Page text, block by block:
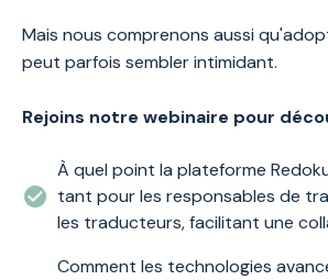
Mais nous comprenons aussi
peut parfois sembler intimidant.
Rejoins notre webinaire pour
À quel point la plateforme
tant pour les responsables de
les traducteurs, facilitant une
Comment les technologies